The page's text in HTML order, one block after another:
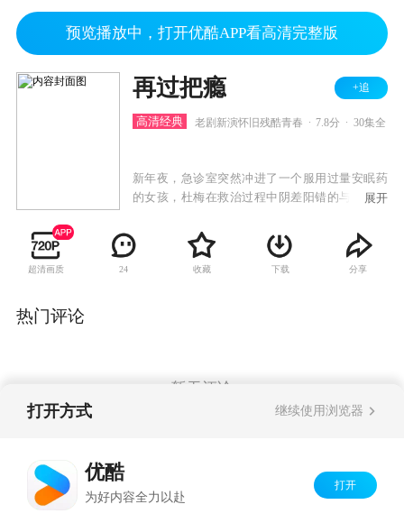
预览播放中，打开优酷APP看高清完整版
再过把瘾 +追
高清经典 老剧新演怀旧残酷青春 7.8分 30集全
新年夜，急诊室突然冲进了一个服用过量安眠药
的女孩，杜梅在救治过程中阴差阳错的与方言和
姐，与方言同在航空公司工作。于是，这四个单
身男女成为了朋友。刚刚与男友分手的贾玲与方
言一见如故，两人若即若离的周旋于情感游戏
展开
超清画质 24 收藏 下载 分享
热门评论
暂无评论
打开方式 继续使用浏览器
优酷
为好内容全力以赴
打开